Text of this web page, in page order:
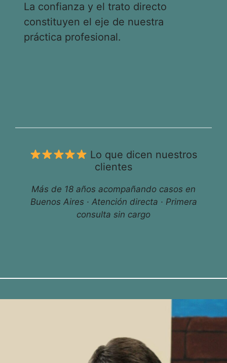
La confianza y el trato directo
constituyen el eje de nuestra
práctica profesional.
Lo que dicen nuestros
clientes
Más de 18 años acompañando casos en
Buenos Aires · Atención directa · Primera
consulta sin cargo